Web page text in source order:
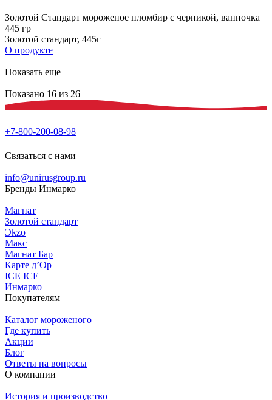
Золотой Стандарт мороженое пломбир с черникой, ванночка
445 гр
Золотой стандарт, 445г
О продукте
Показать еще
Показано 16 из 26
+7-800-200-08-98
Связаться с нами
info@unirusgroup.ru
Бренды Инмарко
Магнат
Золотой стандарт
Эkzо
Макс
Магнат Бар
Карте д’Ор
ICE ICE
Инмарко
Покупателям
Каталог мороженого
Где купить
Акции
Блог
Ответы на вопросы
О компании
История и производство